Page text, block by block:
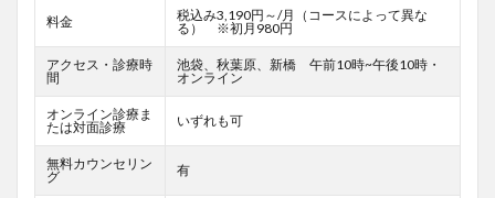
料金
税込み3,190円～/月（コースによって異な
る） ※初月980円
アクセス・診療時
間
池袋、秋葉原、新橋 午前10時~午後10時・
オンライン
オンライン診療ま
たは対面診療
いずれも可
無料カウンセリン
グ
有